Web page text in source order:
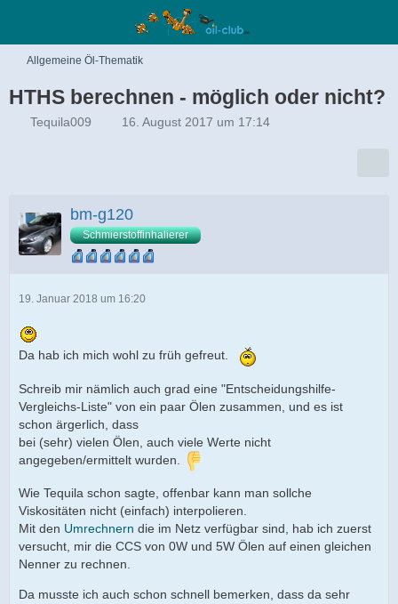
Allgemeine Öl-Thematik
HTHS berechnen - möglich oder nicht?
Tequila009 16. August 2017 um 17:14
bm-g120
Schmierstoffinhalierer
19. Januar 2018 um 16:20
Da hab ich mich wohl zu früh gefreut.
Schreib mir nämlich auch grad eine "Entscheidungshilfe-
Vergleichs-Liste" von ein paar Ölen zusammen, und es ist
schon ärgerlich, dass
bei (sehr) vielen Ölen, auch viele Werte nicht
angegeben/ermittelt wurden.
Wie Tequila schon sagte, offenbar kann man sollche
Viskositäten nicht (einfach) interpolieren.
Mit den Umrechnern die im Netz verfügbar sind, hab ich zuerst
versucht, mir die CCS von 0W und 5W Ölen auf einen gleichen
Nenner zu rechnen.
Da musste ich auch schon schnell bemerken, dass da sehr